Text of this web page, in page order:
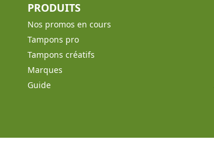
PRODUITS
Nos promos en cours
Tampons pro
Tampons créatifs
Marques
Guide